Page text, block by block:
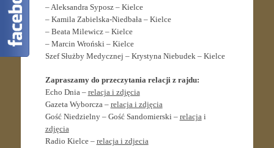
– Aleksandra Syposz – Kielce
– Kamila Zabielska-Niedbała – Kielce
– Beata Milewicz – Kielce
– Marcin Wroński – Kielce
Szef Służby Medycznej – Krystyna Niebudek – Kielce
Zapraszamy do przeczytania relacji z rajdu:
Echo Dnia – relacja i zdjęcia
Gazeta Wyborcza – relacja i zdjęcia
Gość Niedzielny – Gość Sandomierski – relacjai
zdjęcia
Radio Kielce – relacja i zdjecia